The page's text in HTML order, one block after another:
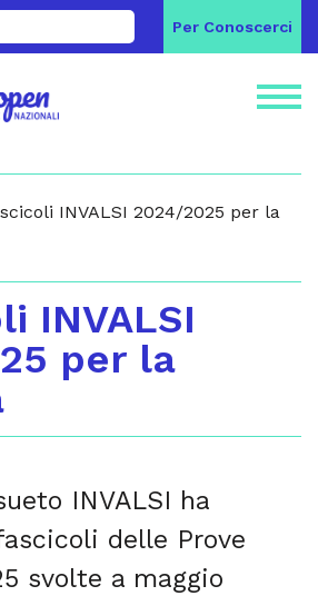
Per Conoscerci
INVALSI 2024/2025 per la
INVALSI
per la
INVALSI ha
delle Prove
svolte a maggio